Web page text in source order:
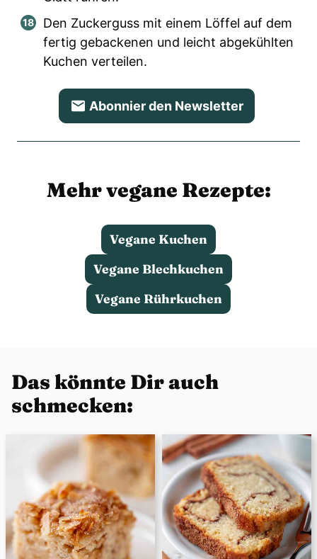
Den Zuckerguss mit einem Löffel auf dem
fertig gebackenen und leicht abgekühlten
Kuchen verteilen.
Abonnier den Newsletter
Mehr vegane Rezepte:
Vegane Kuchen
Vegane Blechkuchen
Vegane Rührkuchen
Das könnte Dir auch
schmecken: